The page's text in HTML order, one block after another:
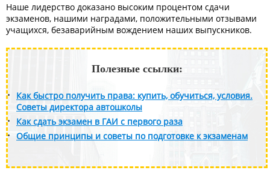
Наше лидерство доказано высоким процентом сдачи
экзаменов, нашими наградами, положительными отзывами
учащихся, безаварийным вождением наших выпускников.
Полезные ссылки:
Как быстро получить права: купить, обучиться, условия.
Советы директора автошколы
Как сдать экзамен в ГАИ с первого раза
Общие принципы и советы по подготовке к экзаменам